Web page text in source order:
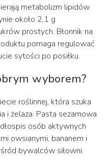
metabolizm lipidów.
około 2,1 g
prostych. Błonnik na
pomaga regulować
sytości po posiłku.
wyborem?
roślinnej, która szuka
i żelaza. Pasta sezamowa
osób aktywnych
owsianymi, bananem i
bywalców siłowni.